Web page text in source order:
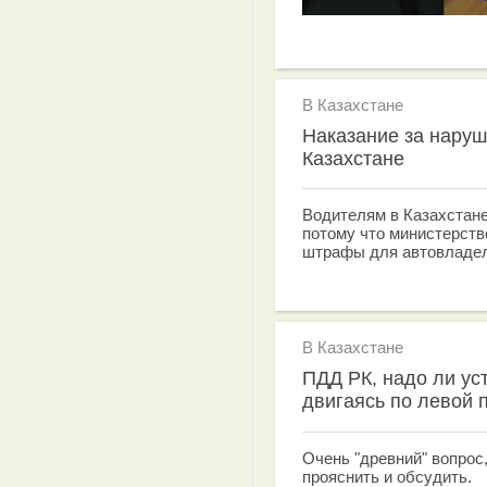
В Казахстане
Наказание за
Казахстане
Водителям в
потому что
штрафы для
В Казахстане
ПДД РК, надо ли
двигаясь по левой
Очень "древний"
прояснить и обсудить.